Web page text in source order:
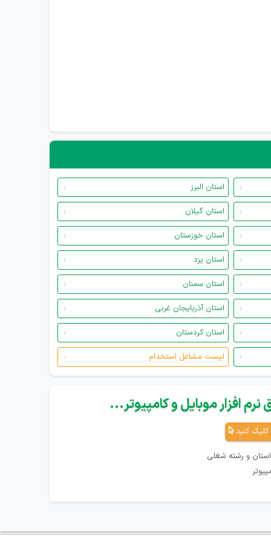
استان البرز
استان گیلان
استان خوزستان
استان یزد
استان سمنان
استان آذربایجان غربی
استان کردستان
لیست مشاغل استخدام
افزار موبایل و کامپیوتر...
کلیک کنید
و رشته شغلی